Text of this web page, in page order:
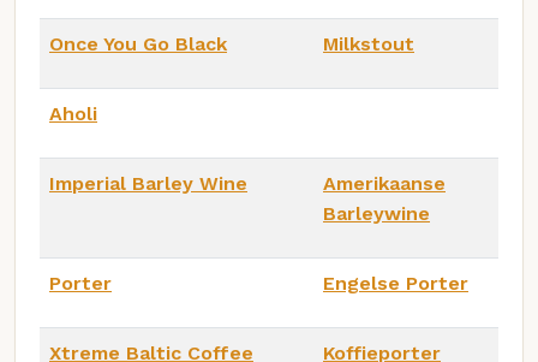
Once You Go Black Milkstout
Aholi
Imperial Barley Wine
Amerikaanse
Barleywine
Porter Engelse Porter
Xtreme Baltic Coffee
Koffieporter